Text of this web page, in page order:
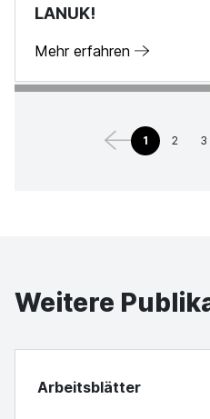
LANUK!
Mehr erfahren
1 2 3
Weitere
Arbeitsblätter